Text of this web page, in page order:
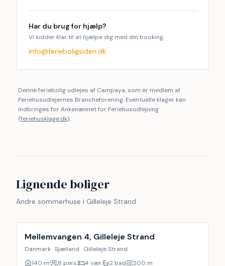
Har du brug for hjælp?
Vi sidder klar til at hjælpe dig med din booking.
info@ferieboligsiden.dk
Denne feriebolig udlejes af Campaya, som er medlem af
Feriehusudlejernes Brancheforening. Eventuelle klager kan
indbringes for Ankenævnet for Feriehusudlejning
(feriehusklage.dk).
Lignende boliger
Andre sommerhuse i Gilleleje Strand
Mellemvangen 4, Gilleleje Strand
Danmark · Sjælland · Gilleleje Strand
140 m² 8 pers. 4 vær. 2 bad 200 m